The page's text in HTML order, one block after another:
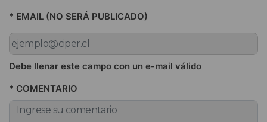
* EMAIL (NO SERÁ PUBLICADO)
Debe llenar este campo con un e-mail válido
* COMENTARIO